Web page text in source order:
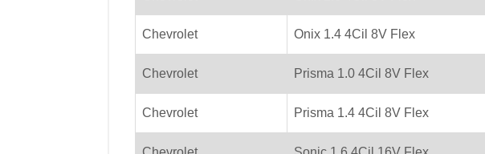
Chevrolet Onix 1.4 4Cil 8V Flex
Chevrolet Prisma 1.0 4Cil 8V Flex
Chevrolet Prisma 1.4 4Cil 8V Flex